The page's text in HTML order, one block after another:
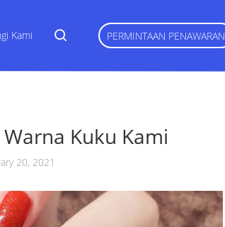
Kami PERMINTAAN PENAWARAN
Kuku Kami
20, 2021